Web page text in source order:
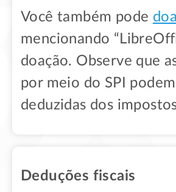
Você também pode
mencionando
doação. Observe que
por meio do SPI
deduzidas dos
Deduções fiscais